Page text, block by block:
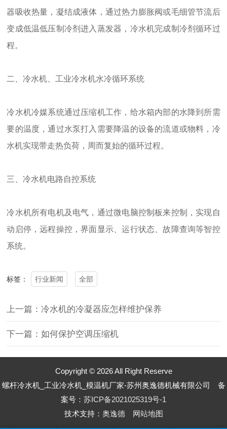
器吸收热量，凝结成液体，通过热力膨胀阀或毛细管节流后
变成低温低压制冷剂进入蒸发器，冷水机完成制冷剂循环过
程。
二、冷水机、工业冷水机水冷循环系统
冷水机冷媒系统通过压缩机工作，给水箱内部的水降到所需
要的温度，通过水泵打入需要降温的设备的流道或物料，冷
水机实现带走热负荷，周而复始的循环过程。
三、冷水机电路自控系统
冷水机所有电机及电气，通过微电脑控制板来控制，实现自
动启停，远程操控，界面显示、运行状态、故障查询等智控
系统。
标签： 行业新闻 全部
上一篇：冷水机的冷凝器应怎样维护保养
下一篇：如何保护空调压缩机
Copyright © 2026 All Right Reserve
螺杆冷水机_工业冷水机_模温机厂家-苏州奥逸德机械有限公司 备
案号： 苏ICP备2021025319号-1
技术支持： 奥逸德 网站地图